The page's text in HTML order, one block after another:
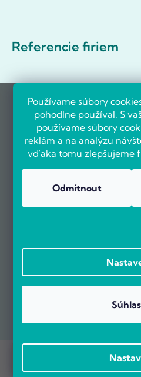
Používame súbory
pohodlne používal. S
používame súbory
reklám a na analýzu
vďaka tomu zlepšujeme
Odmítnout
Prebieha Masaker cien! Navyše
Referencie firiem
POČÍTÁRNA.SK